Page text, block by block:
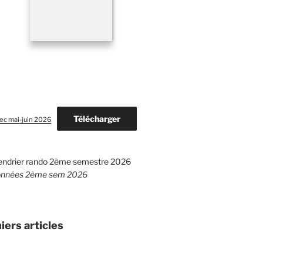
mai-juin 2026 Télécharger
2ème sem 2026
articles